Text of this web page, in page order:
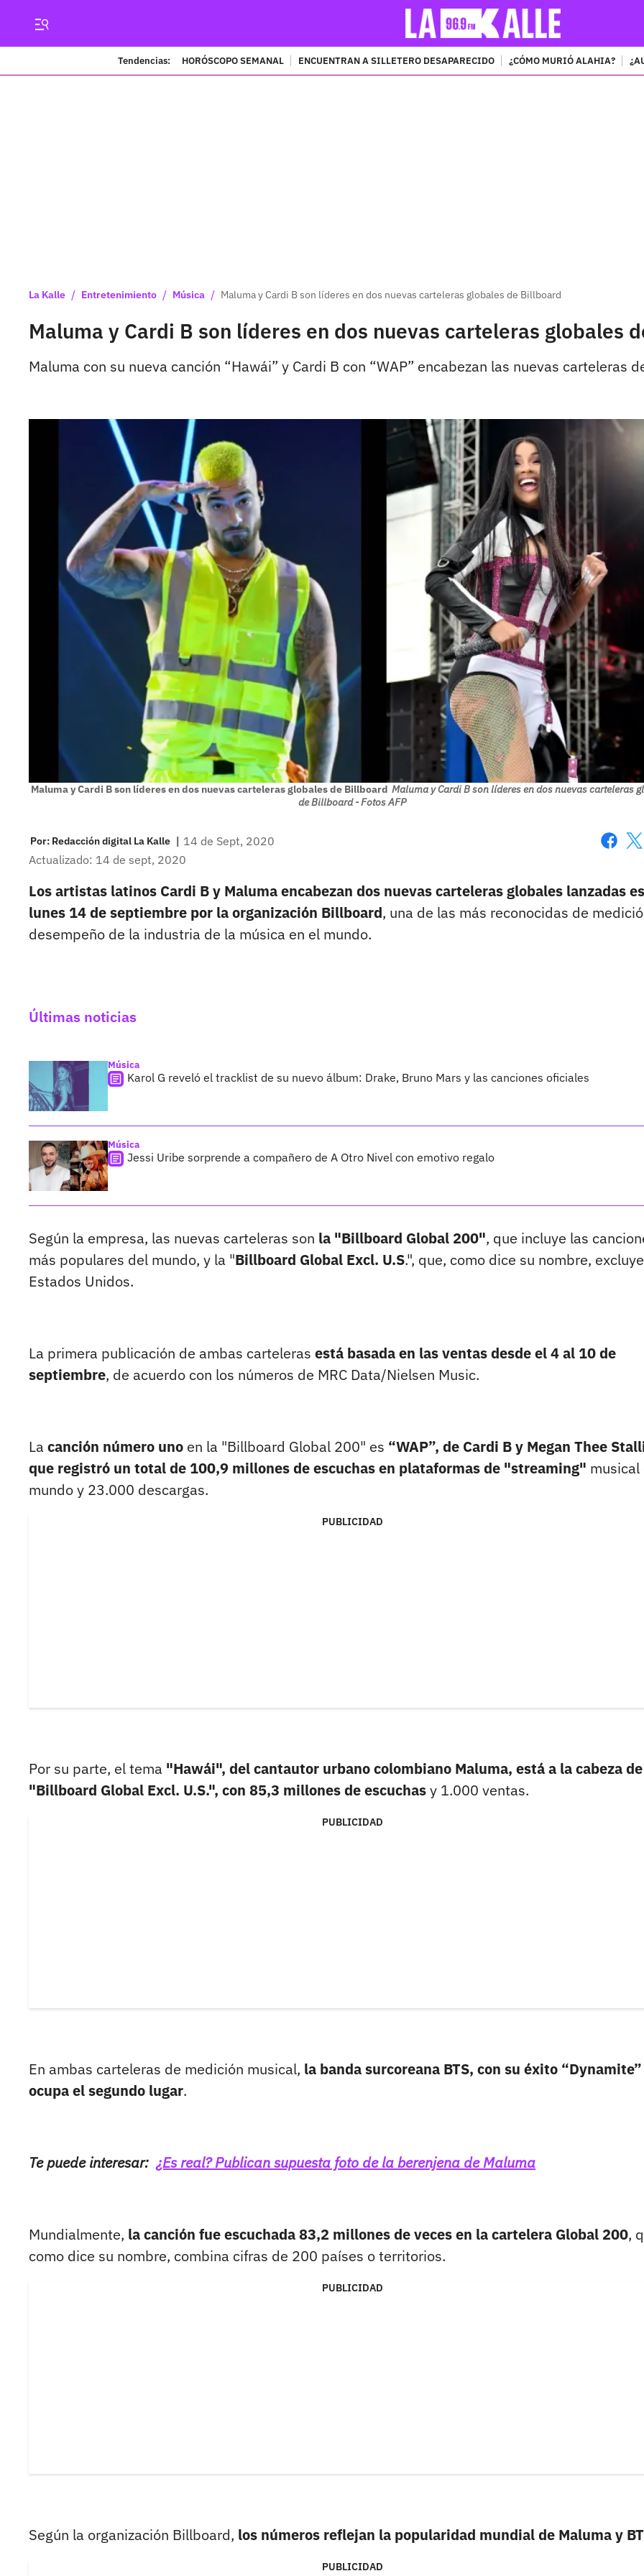
Tendencias: HORÓSCOPO SEMANAL ENCUENTRAN A SILLETERO DESAPARECIDO ¿CÓMO MURIÓ ALAHIA?
La Kalle / Entretenimiento / Música / Maluma y Cardi B son líderes en dos nuevas carteleras globales de Billboard
Maluma y Cardi B son líderes en dos nuevas carteleras globales
Maluma con su nueva canción “Hawái” y Cardi B con “WAP” encabezan las nuevas carteleras
Maluma y Cardi B son líderes en dos nuevas carteleras globales de Billboard Maluma y Cardi B son líderes en dos nuevas carteleras
de Billboard - Fotos AFP
Por: Redacción digital La Kalle | 14 de Sept, 2020
Actualizado: 14 de sept, 2020
Los artistas latinos Cardi B y Maluma encabezan dos nuevas carteleras globales lanzadas
lunes 14 de septiembre por la organización Billboard, una de las más reconocidas de
desempeño de la industria de la música en el mundo.
Últimas noticias
Música
Karol G reveló el tracklist de su nuevo álbum: Drake, Bruno Mars y las canciones oficiales
Música
Jessi Uribe sorprende a compañero de A Otro Nivel con emotivo regalo
Según la empresa, las nuevas carteleras son la "Billboard Global 200", que incluye las
más populares del mundo, y la "Billboard Global Excl. U.S.", que, como dice su nombre,
Estados Unidos.
La primera publicación de ambas carteleras está basada en las ventas desde el 4 al 10 de
septiembre, de acuerdo con los números de MRC Data/Nielsen Music.
La canción número uno en la "Billboard Global 200" es “WAP”, de Cardi B y Megan Thee
que registró un total de 100,9 millones de escuchas en plataformas de "streaming" musical
mundo y 23.000 descargas.
PUBLICIDAD
Por su parte, el tema "Hawái", del cantautor urbano colombiano Maluma, está a la cabeza
"Billboard Global Excl. U.S.", con 85,3 millones de escuchasy 1.000 ventas.
PUBLICIDAD
En ambas carteleras de medición musical, la banda surcoreana BTS, con su éxito “Dynamite”
ocupa el segundo lugar.
Te puede interesar: ¿Es real? Publican supuesta foto de la berenjena de Maluma
Mundialmente, la canción fue escuchada 83,2 millones de veces en la cartelera Global 200,
como dice su nombre, combina cifras de 200 países o territorios.
PUBLICIDAD
Según la organización Billboard, los números reflejan la popularidad mundial de Maluma y
PUBLICIDAD